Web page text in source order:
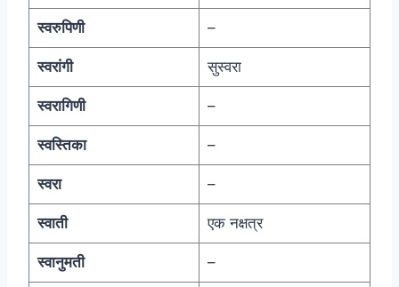
स्वरुपिणी –
स्वरांगी सुस्वरा
स्वरागिणी –
स्वस्तिका –
स्वरा –
स्वाती एक नक्षत्र
स्वानुमती –